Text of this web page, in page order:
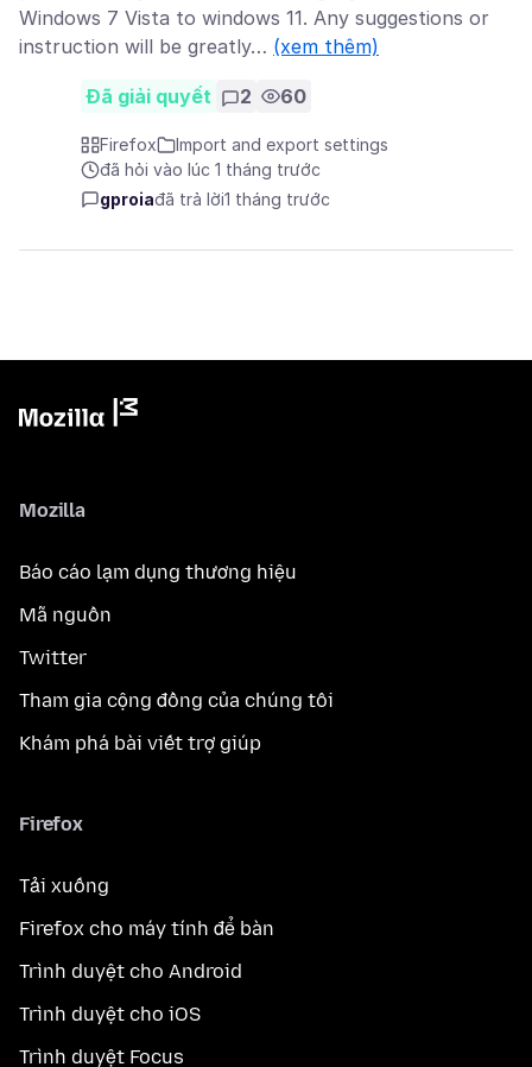
Windows 7 Vista to windows 11. Any suggestions or
instruction will be greatly… (xem thêm)
Đã giải quyết 2 60
Firefox
Import and export settings
đã hỏi vào lúc 1 tháng trước
gproiađã trả lời1 tháng trước
Mozilla
Báo cáo lạm dụng thương hiệu
Mã nguồn
Twitter
Tham gia cộng đồng của chúng tôi
Khám phá bài viết trợ giúp
Firefox
Tải xuống
Firefox cho máy tính để bàn
Trình duyệt cho Android
Trình duyệt cho iOS
Trình duyệt Focus